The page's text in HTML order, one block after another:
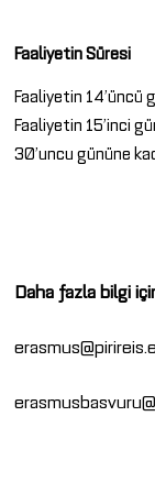
Faaliyetin Süresi
Faaliyetin 14’üncü
Faaliyetin 15’inci
30’uncu gününe
Daha fazla bilgi